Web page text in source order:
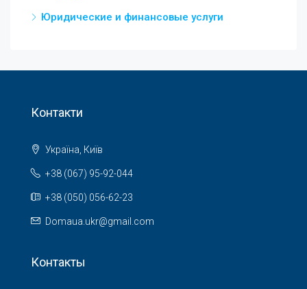
Юридические и финансовые услуги
Контакти
Україна, Київ
+38 (067) 95-92-044
+38 (050) 056-62-23
Domaua.ukr@gmail.com
Контакты